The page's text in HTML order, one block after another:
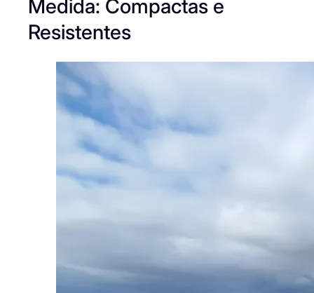
Medida: Compactas e
Resistentes